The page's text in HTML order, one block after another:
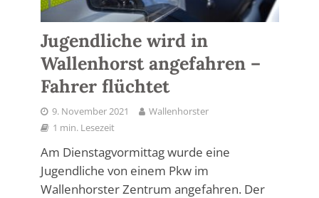
Jugendliche wird in
Wallenhorst angefahren –
Fahrer flüchtet
9. November 2021
Wallenhorster
1 min. Lesezeit
Am Dienstagvormittag wurde eine
Jugendliche von einem Pkw im
Wallenhorster Zentrum angefahren. Der